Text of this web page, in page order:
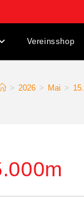
Vereinsshop
> 2026 > Mai > 15.